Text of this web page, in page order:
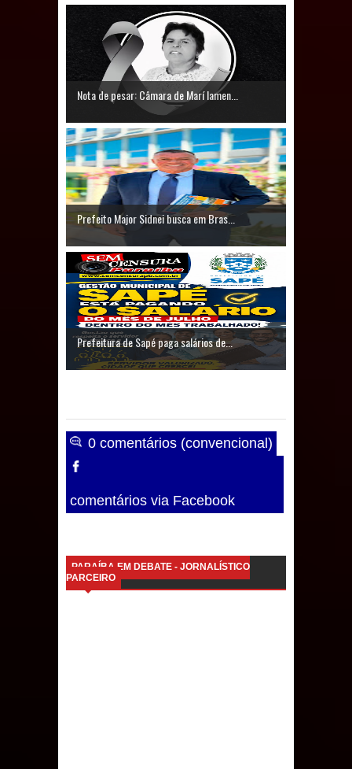
Caldas Brandão: IPMCB responde
questionamentos da vereadora
Rosângela e afirma que
parcelamentos são referentes a
débitos históricos
Nota de pesar: Câmara de Marí lamen...
Prefeito Major Sidnei busca em Bras...
Prefeitura de Sapé paga salários de...
0 comentários (convencional)
comentários via Facebook
PARAÍBA EM DEBATE - JORNALÍSTICO
PARCEIRO